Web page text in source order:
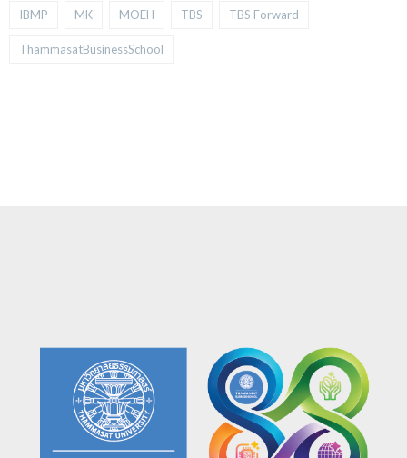
IBMP MK MOEH TBS TBS Forward
ThammasatBusinessSchool